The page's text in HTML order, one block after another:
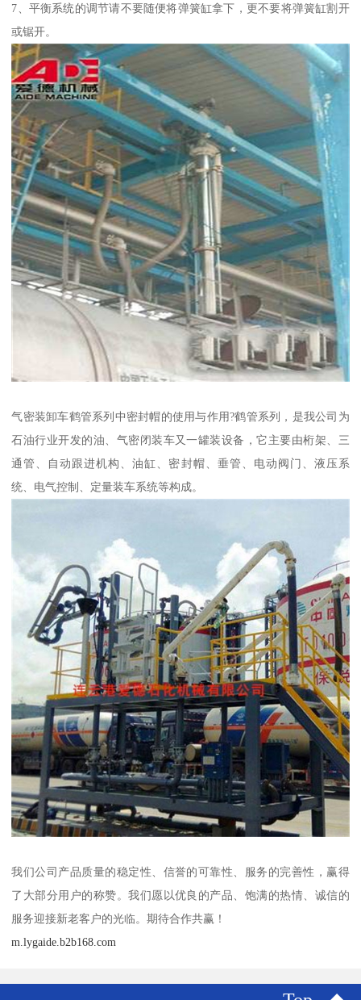
7、平衡系统的调节请不要随便将弹簧缸拿下，更不要将弹簧缸割开
或锯开。
气密装卸车鹤管系列中密封帽的使用与作用?鹤管系列，是我公司为
石油行业开发的油、气密闭装车又一罐装设备，它主要由桁架、三
通管、自动跟进机构、油缸、密封帽、垂管、电动阀门、液压系
统、电气控制、定量装车系统等构成。
我们公司产品质量的稳定性、信誉的可靠性、服务的完善性，赢得
了大部分用户的称赞。我们愿以优良的产品、饱满的热情、诚信的
服务迎接新老客户的光临。期待合作共赢！
m.lygaide.b2b168.com